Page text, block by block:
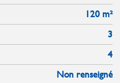
120 m²
3
4
Non renseigné